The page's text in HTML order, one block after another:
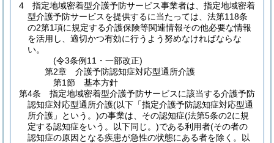
4
指定地域密着型介護予防サービス事業者は、指定地域密着
型介護予防サービスを提供するに当たっては、法第118条
の2第1項に規定する介護保険等関連情報その他必要な情報
を活用し、適切かつ有効に行うよう努めなければならな
い。
(令3条例11・一部改正)
第2章
介護予防認知症対応型通所介護
第1節
基本方針
第4条
指定地域密着型介護予防サービスに該当する介護予防
認知症対応型通所介護(以下「指定介護予防認知症対応型通
所介護」という。)の事業は、その認知症(法第5条の2に規
定する認知症をいう。以下同じ。)である利用者(その者の
認知症の原因となる疾患が急性の状態にある者を除く。以